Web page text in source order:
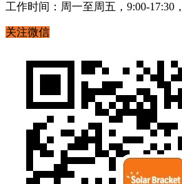
工作时间：周一至周五，9:00-17:30
关注微信